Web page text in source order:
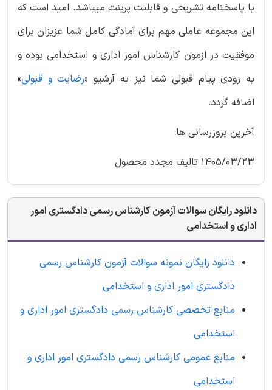
با پاسخنامه تشریحی و قابلیت پرینت میباشد. امید است که
این مجموعه عاملی مهم برای آمادگی کامل شما عزیزان برای
موفقیت در ازمون کارشناس امور اداری و استخدامی بوده و
به زودی پیام قبولی شما نیز به آرشیو «رضایت و قبولی»
اضافه گردد.
آخرین بروزرسانی ها:
1405/03/23 تالیف مجدد محصول
دانلود رایگان سوالات آزمون کارشناس رسمی دادگستری امور
اداری و استخدامی
دانلود رایگان نمونه سوالات آزمون کارشناس رسمی
دادگستری امور اداری و استخدامی
منابع تخصصی کارشناس رسمی دادگستری امور اداری و
استخدامی
منابع عمومی کارشناس رسمی دادگستری امور اداری و
استخدامی